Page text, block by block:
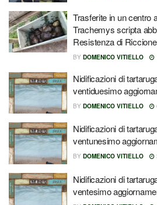
Trasferite in un centro
Trachemys scripta
Resistenza di Riccione
BY DOMENICO VITIELLO
Nidificazioni di
ventiduesimo
BY DOMENICO VITIELLO
Nidificazioni di
ventunesimo
BY DOMENICO VITIELLO
Nidificazioni di
ventesimo